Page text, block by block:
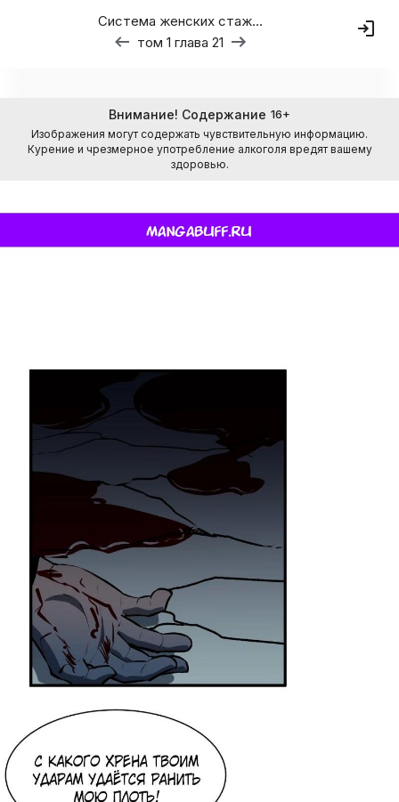
Система женских стажировок
том 1 глава 21
Внимание! Содержание 16+
Изображения могут содержать чувствительную информацию.
Курение и чрезмерное употребление алкоголя вредят вашему
здоровью.